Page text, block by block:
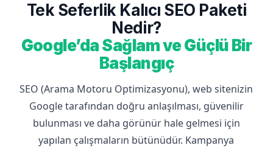
Tek Seferlik Kalıcı SEO Paketi
Nedir?
Google’da Sağlam ve Güçlü Bir
Başlangıç
SEO (Arama Motoru Optimizasyonu), web sitenizin
Google tarafından doğru anlaşılması, güvenilir
bulunması ve daha görünür hale gelmesi için
yapılan çalışmaların bütünüdür. Kampanya